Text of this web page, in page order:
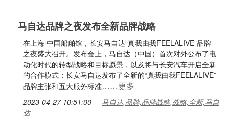
马自达品牌之夜发布全新品牌战略
在上海·中国船舶馆，长安马自达“真我由我FEELALIVE”品牌
之夜盛大召开。发布会上，马自达（中国）首次对外公布了电
动化时代的转型战略和目标愿景，以及将与长安汽车开启全新
的合作模式；长安马自达发布了全新的“真我由我FEELALIVE”
品牌主张和五大服务标准……更多
2023-04-27 10:51:00
马自达,品牌,品牌战略,战略,全新,马自
达